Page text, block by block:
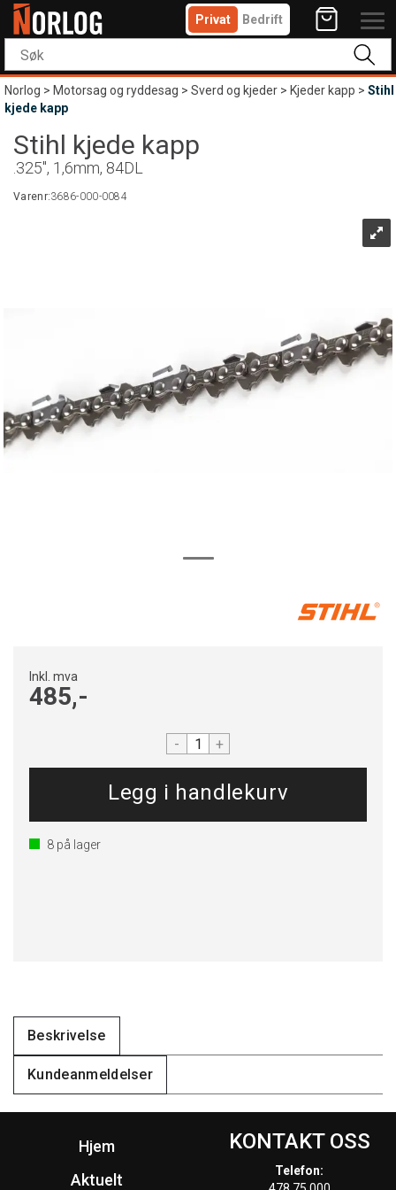
Privat Bedrift
Norlog>Motorsag og ryddesag>Sverd og kjeder>Kjeder kapp>Stihl
kjede kapp
Stihl kjede kapp
.325", 1,6mm, 84DL
Varenr:3686-000-0084
Inkl. mva
485,-
- +
8 på lager
Beskrivelse
Kundeanmeldelser
Hjem
Aktuelt
KONTAKT OSS
Telefon: